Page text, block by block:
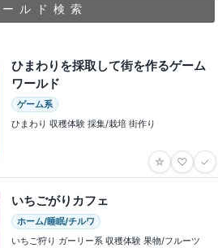
ールド検索
ひまわりを採取して街を作るゲーム
ワールド
ゲーム系
ひまわり 収穫体験 採集/栽培 街作り
☆ ♡ ✓
いちごがりカフェ
ホーム/睡眠/チルワ
いちご狩り ガーリー系 収穫体験 果物/フルーツ